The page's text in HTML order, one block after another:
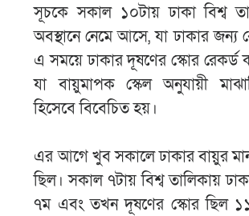
সূচকে সকাল ১০টায় ঢাকা বিশ্ব
অবস্থানে নেমে আসে, যা ঢাকার জন্য
এ সময়ে ঢাকার দূষণের স্কোর রেকর্ড
যা বায়ুমাপক স্কেল অনুযায়ী
হিসেবে বিবেচিত হয়।
এর আগে খুব সকালে ঢাকার বায়ুর
ছিল। সকাল ৭টায় বিশ্ব তালিকায়
৭ম এবং তখন দূষণের স্কোর ছিল